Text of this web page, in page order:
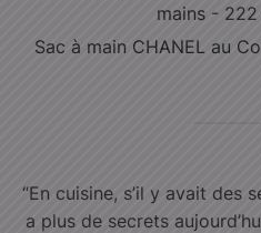
mains - 222
Sac à main CHANEL au
“En cuisine, s’il y avait des
a plus de secrets